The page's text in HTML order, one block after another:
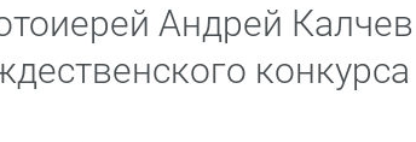
Андрей
конкурса